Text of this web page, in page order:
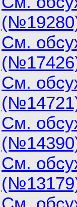
См.
См.
См.
См.
См.